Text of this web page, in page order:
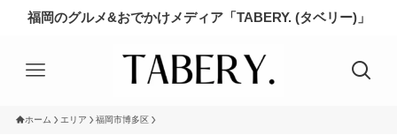
福岡のグルメ&おでかけメディア「TABERY. (タベリー)」
ホーム エリア 福岡市博多区